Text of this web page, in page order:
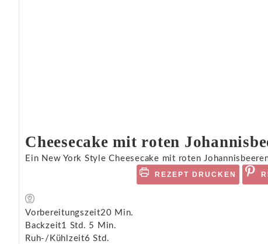
Cheesecake mit roten
Ein New York Style Cheesecake mit roten
REZEPT DRUCKEN
Vorbereitungszeit20 Min.
Backzeit1 Std. 5 Min.
Ruh-/Kühlzeit6 Std.